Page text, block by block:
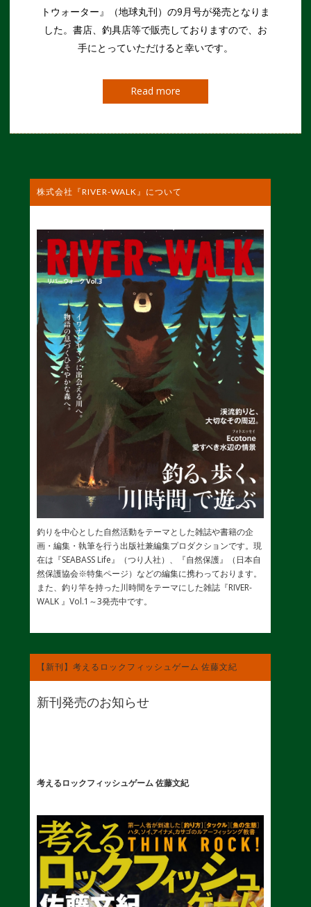
トウォーター』（地球丸刊）の9月号が発売となりま
した。書店、釣具店等で販売しておりますので、お
手にとっていただけると幸いです。
Read more
株式会社『RIVER-WALK』について
釣りを中心とした自然活動をテーマとした雑誌や書籍の企
画・編集・執筆を行う出版社兼編集プロダクションです。現
在は『SEABASS Life』（つり人社）、『自然保護』（日本自
然保護協会※特集ページ）などの編集に携わっております。
また、釣り竿を持った川時間をテーマにした雑誌『RIVER-
WALK 』Vol.1～3発売中です。
【新刊】考えるロックフィッシュゲーム 佐藤文紀
新刊発売のお知らせ
考えるロックフィッシュゲーム 佐藤文紀